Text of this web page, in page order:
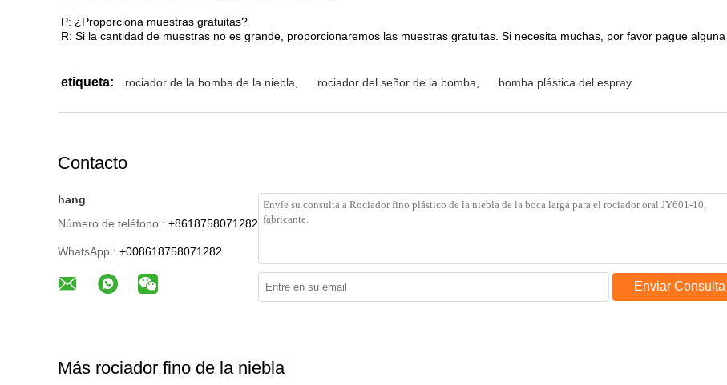
P: ¿Proporciona muestras gratuitas?
R: Si la cantidad de muestras no es grande, proporcionaremos las muestras gratuitas. Si necesita muchas, por favor pague alguna
etiqueta: rociador de la bomba de la niebla rociador del señor de la bomba bomba plástica del espray
Contacto
hang
Número de teléfono : +8618758071282
WhatsApp : +008618758071282
Enviar Consulta
Más rociador fino de la niebla